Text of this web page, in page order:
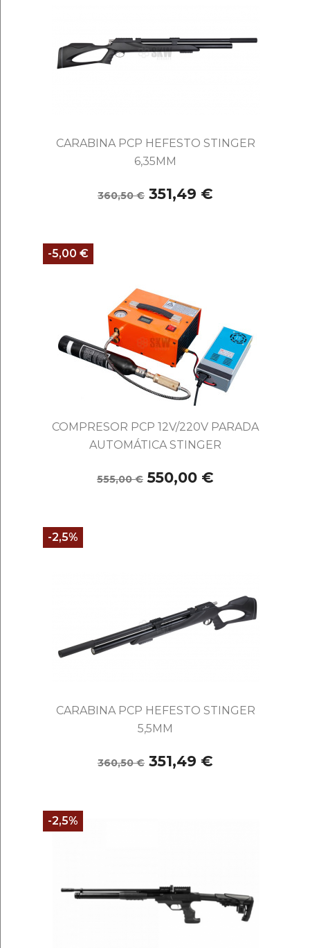
CARABINA PCP HEFESTO STINGER
6,35MM
360,50 € 351,49 €
COMPRESOR PCP 12V/220V PARADA
AUTOMÁTICA STINGER
555,00 € 550,00 €
-5,00 €
CARABINA PCP HEFESTO STINGER
5,5MM
360,50 € 351,49 €
-2,5%
-2,5%